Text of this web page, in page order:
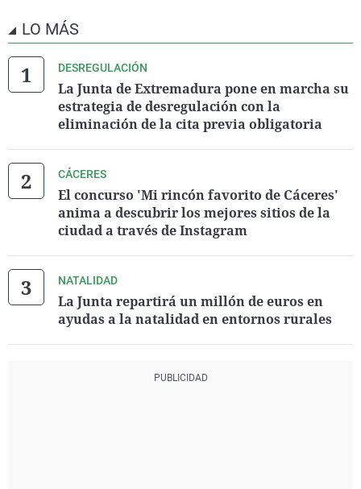
LO MÁS
DESREGULACIÓN
La Junta de Extremadura pone en marcha su
estrategia de desregulación con la
eliminación de la cita previa obligatoria
CÁCERES
El concurso 'Mi rincón favorito de Cáceres'
anima a descubrir los mejores sitios de la
ciudad a través de Instagram
NATALIDAD
La Junta repartirá un millón de euros en
ayudas a la natalidad en entornos rurales